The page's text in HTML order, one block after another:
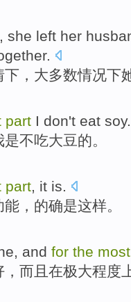
, she left her
.
下 ， 大多数情况下
part I don't eat soy.
是不吃大豆的。
part, it is.
， 的确是这样。
and for the most
， 而且 在极大程度